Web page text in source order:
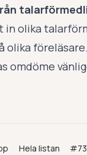
in olika
olika
omdöme
Hela listan #73